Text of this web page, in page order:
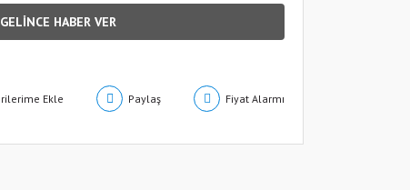
GELİNCE HABER VER
Paylaş Fiyat Alarmı